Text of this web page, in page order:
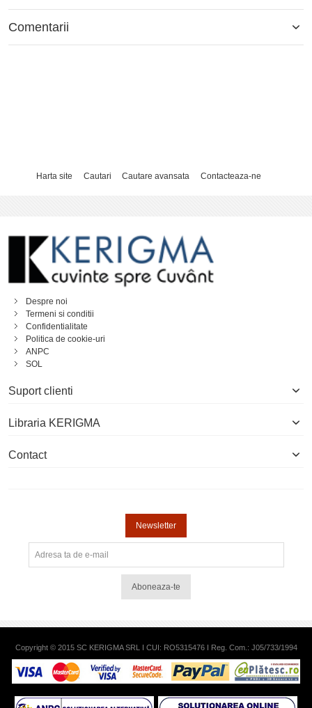
Comentarii
Harta site Cautari Cautare avansata Contacteaza-ne
Despre noi
Termeni si conditii
Confidentialitate
Politica de cookie-uri
ANPC
SOL
Suport clienti
Libraria KERIGMA
Contact
Newsletter
Aboneaza-te
Copyright © 2015 SC KERIGMA SRL I CUI: RO5315476 I Reg. Com.: J05/733/1994